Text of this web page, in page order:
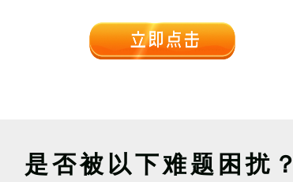
是否被以下难题困扰？